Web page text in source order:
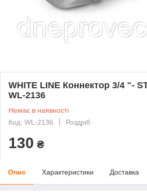
WHITE LINE Коннектор 3/4 "-
WL-2136
Немає в наявності
Код: WL-2136
Роздріб
130 ₴
Опис Характеристики Доставка